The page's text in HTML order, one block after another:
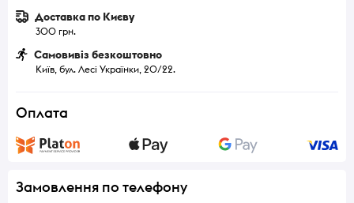
Доставка по Києву
300 грн.
Самовивіз безкоштовно
Київ, бул. Лесі Українки, 20/22.
Оплата
Замовлення по телефону